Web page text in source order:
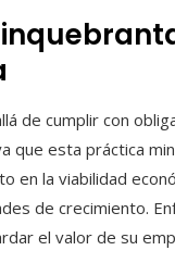
de cumplir con
que esta práctica
en la viabilidad
de crecimiento.
el valor de su